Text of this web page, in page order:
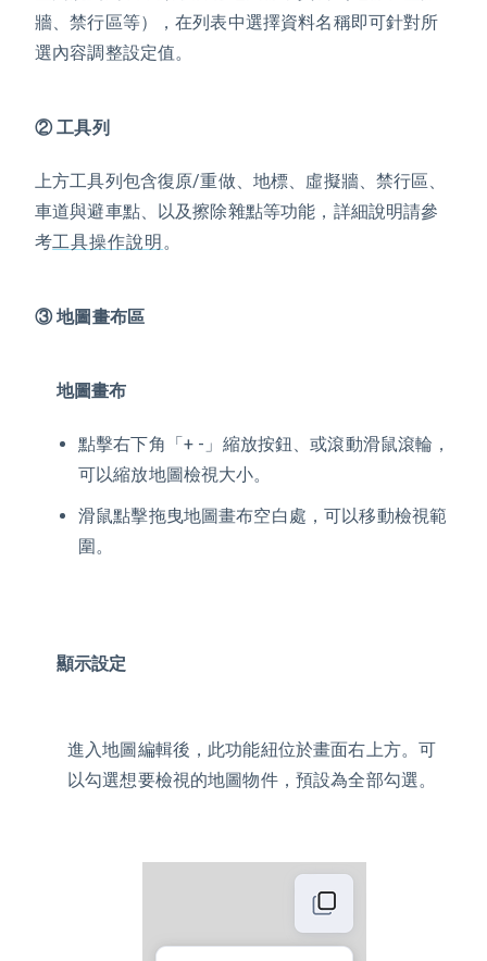
牆、禁行區等），在列表中選擇資料名稱即可針對所
選內容調整設定值。
② 工具列
上方工具列包含復原/重做、地標、虛擬牆、禁行區、
車道與避車點、以及擦除雜點等功能，詳細說明請參
考工具操作說明 。
③ 地圖畫布區
地圖畫布
點擊右下角「+ -」縮放按鈕、或滾動滑鼠滾輪，
可以縮放地圖檢視大小。
滑鼠點擊拖曳地圖畫布空白處，可以移動檢視範
圍。
顯示設定
進入地圖編輯後，此功能紐位於畫面右上方。可
以勾選想要檢視的地圖物件，預設為全部勾選。